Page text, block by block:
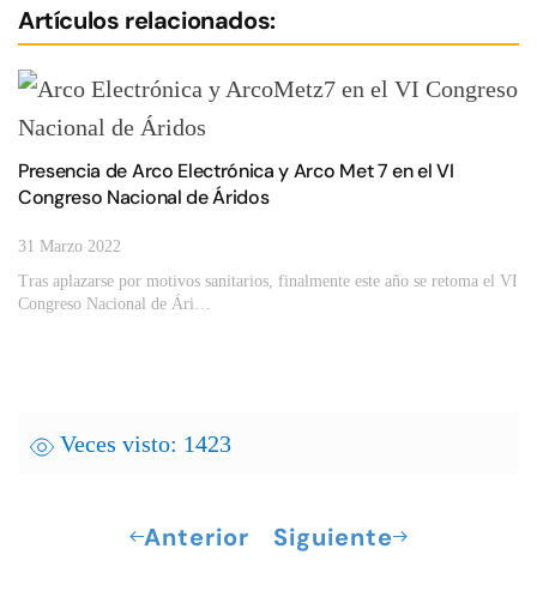
Artículos relacionados:
Presencia de Arco Electrónica y Arco Met 7 en el VI
Congreso Nacional de Áridos
31 Marzo 2022
Tras aplazarse por motivos sanitarios, finalmente este año se retoma el VI
Congreso Nacional de Ári…
Veces visto: 1423
Anterior Siguiente